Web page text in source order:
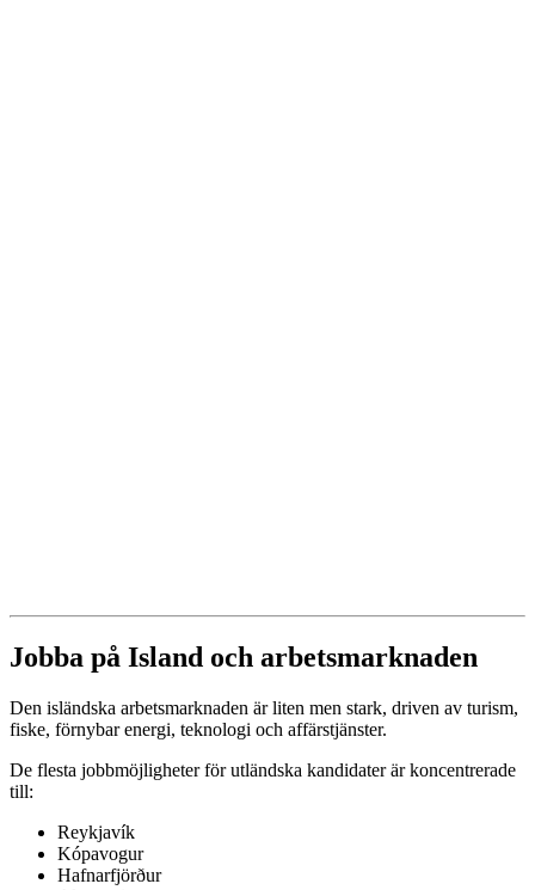
Jobba på Island och arbetsmarknaden
Den isländska arbetsmarknaden är liten men stark, driven av turism,
fiske, förnybar energi, teknologi och affärstjänster.
De flesta jobbmöjligheter för utländska kandidater är koncentrerade
till:
Reykjavík
Kópavogur
Hafnarfjörður